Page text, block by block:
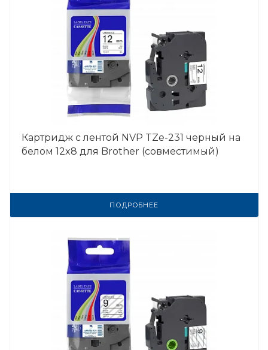
Картридж с лентой NVP TZe-231 черный на
белом 12x8 для Brother (совместимый)
ПОДРОБНЕЕ